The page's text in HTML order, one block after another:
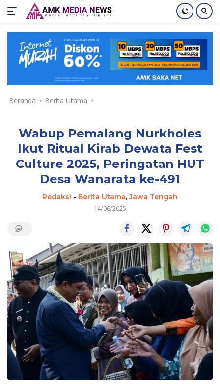
konten
Beranda Berita Utama
Wabup Pemalang Nurkholes
Ikut Ritual Kirab Dewata Fest
Culture 2025, Peringatan HUT
Desa Wanarata ke-491
Redaksi - Berita Utama,Jawa Tengah
14/06/2025